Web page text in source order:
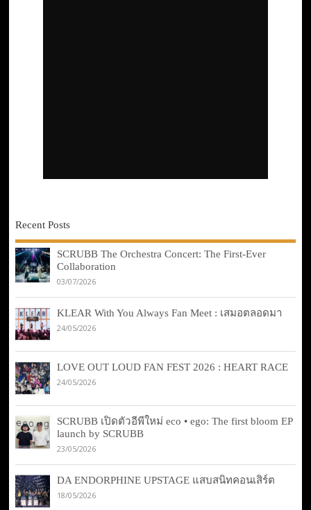
Recent Posts
SCRUBB The Orchestra Concert: The First-Ever
Collaboration
03/07/2026
KLEAR With You Always Fan Meet : เสมอตลอดมา
24/05/2026
LOVE OUT LOUD FAN FEST 2026 : HEART RACE
24/05/2026
SCRUBB เปิดตัวอีพีใหม่ eco • ego: The first bloom EP
launch by SCRUBB
23/05/2026
DA ENDORPHINE UPSTAGE แสบสนิทคอนเสิร์ต
18/05/2026